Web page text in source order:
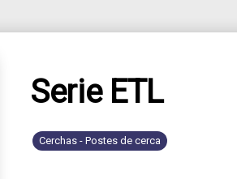
Serie ETL
Cerchas - Postes de cerca